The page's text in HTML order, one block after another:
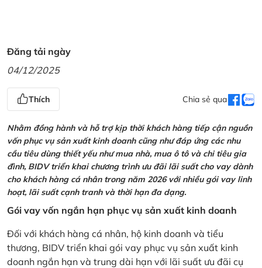
Đăng tải ngày
04/12/2025
Thích Chia sẻ qua
Nhằm đồng hành và hỗ trợ kịp thời khách hàng tiếp cận nguồn
vốn phục vụ sản xuất kinh doanh cũng như đáp ứng các nhu
cầu tiêu dùng thiết yếu như mua nhà, mua ô tô và chi tiêu gia
đình, BIDV triển khai chương trình ưu đãi lãi suất cho vay dành
cho khách hàng cá nhân trong năm 2026 với nhiều gói vay linh
hoạt, lãi suất cạnh tranh và thời hạn đa dạng.
Gói vay vốn ngắn hạn phục vụ sản xuất kinh doanh
Đối với khách hàng cá nhân, hộ kinh doanh và tiểu
thương, BIDV triển khai gói vay phục vụ sản xuất kinh
doanh ngắn hạn và trung dài hạn với lãi suất ưu đãi cụ